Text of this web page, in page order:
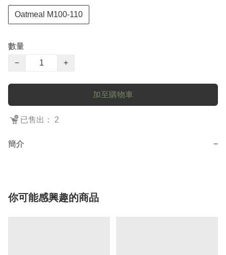
Oatmeal M100-110
數量
−
+
加至購物車
已售出： 2
簡介 −
你可能感興趣的商品